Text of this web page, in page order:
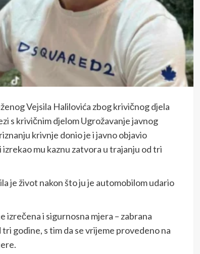
Vejsila Halilovića zbog krivičnog djela
s krivičnim djelom Ugrožavanje javnog
krivnje donio je i javno objavio
mu kaznu zatvora u trajanju od tri
je život nakon što ju je automobilom udario
izrečena i sigurnosna mjera – zabrana
godine, s tim da se vrijeme provedeno na